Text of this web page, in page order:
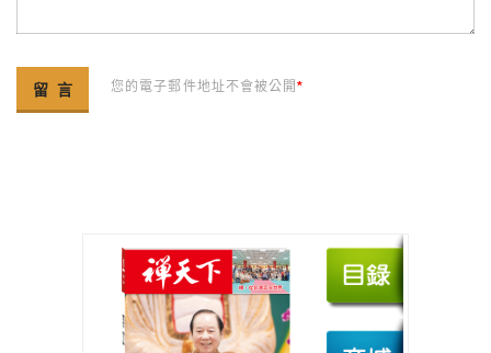
您的電子郵件地址不會被公開*